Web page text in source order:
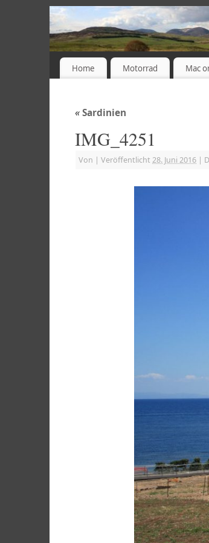
Home Motorrad Mac
«Sardinien
IMG_4251
Von | Veröffentlicht 28. Juni 2016 |